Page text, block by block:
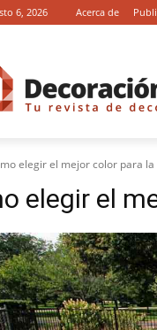
6, 2026 Acerca de
elegir el mejor color para la
elegir el